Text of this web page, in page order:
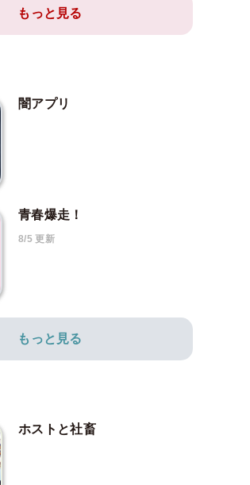
もっと見る
闇アプリ
青春爆走！
8/5 更新
もっと見る
ホストと社畜